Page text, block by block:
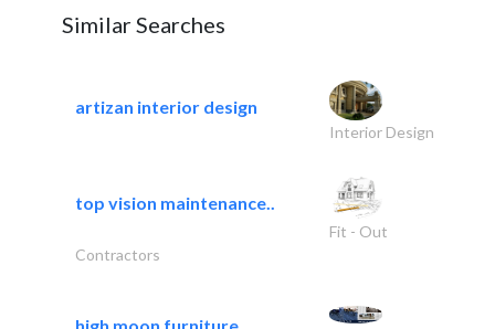
Similar Searches
artizan interior design
Interior Design
top vision maintenance..
Fit - Out
Contractors